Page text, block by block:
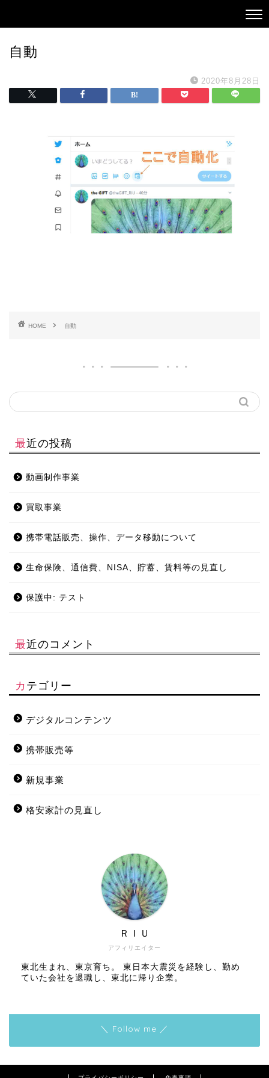
自動
2020年8月28日
HOME 自動
最近の投稿
動画制作事業
買取事業
携帯電話販売、操作、データ移動について
生命保険、通信費、NISA、貯蓄、賃料等の見直し
保護中: テスト
最近のコメント
カテゴリー
デジタルコンテンツ
携帯販売等
新規事業
格安家計の見直し
アフィリエイター
ＲＩＵ
東北生まれ、東京育ち。 東日本大震災を経験し、勤め
ていた会社を退職し、東北に帰り企業。
＼ Follow me ／